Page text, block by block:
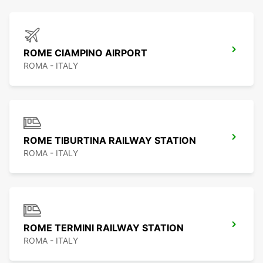
ROME CIAMPINO AIRPORT
ROMA - ITALY
ROME TIBURTINA RAILWAY STATION
ROMA - ITALY
ROME TERMINI RAILWAY STATION
ROMA - ITALY